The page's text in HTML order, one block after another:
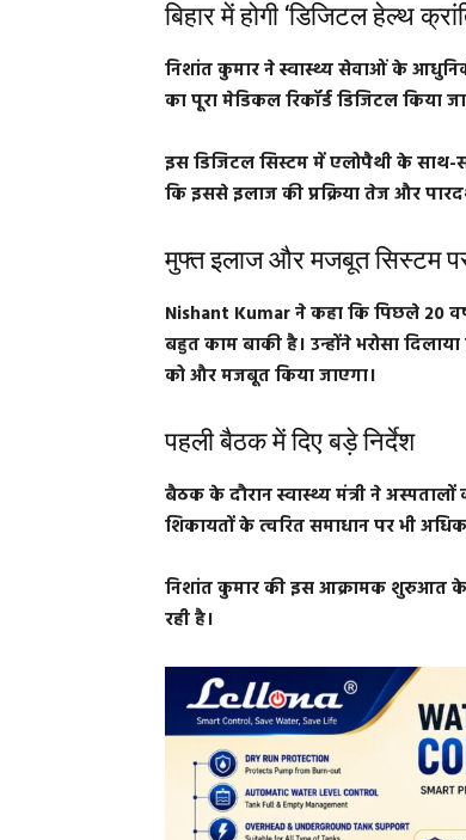
बिहार में होगी ‘डिजिटल हेल्थ
निशांत कुमार ने स्वास्थ्य सेवाओं के
का पूरा मेडिकल रिकॉर्ड डिजिटल किया
इस डिजिटल सिस्टम में एलोपैथी के साथ-
कि इससे इलाज की प्रक्रिया तेज और
मुफ्त इलाज और मजबूत सिस्टम
Nishant Kumar ने कहा कि पिछले 20
बहुत काम बाकी है। उन्होंने भरोसा
को और मजबूत किया जाएगा।
पहली बैठक में दिए बड़े निर्देश
बैठक के दौरान स्वास्थ्य मंत्री ने
शिकायतों के त्वरित समाधान पर भी
निशांत कुमार की इस आक्रामक शुरुआत के
रही है।